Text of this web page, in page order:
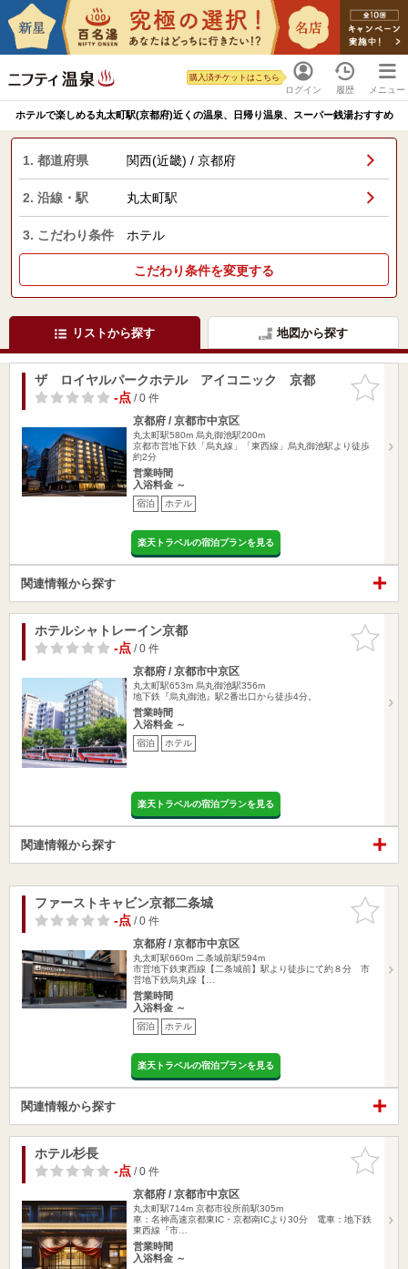
ログイン
購入済チケットはこちら
履歴 メニュー
ホテルで楽しめる丸太町駅(京都府)近くの温泉、日帰り温泉、スーパー銭湯おすすめ
1. 都道府県 関西(近畿) / 京都府
2. 沿線・駅 丸太町駅
3. こだわり条件 ホテル
こだわり条件を変更する
リストから探す 地図から探す
お気に入
りに追加
ザ ロイヤルパークホテル アイコニック 京都
-点/ 0 件
京都府 / 京都市中京区
丸太町駅580m 烏丸御池駅200m
京都市営地下鉄「烏丸線」「東西線」烏丸御池駅より徒歩
約2分
営業時間
入浴料金 ～
宿泊 ホテル
楽天トラベルの宿泊プランを見る
関連情報から探す
お気に入
りに追加
ホテルシャトレーイン京都
-点/ 0 件
京都府 / 京都市中京区
丸太町駅653m 烏丸御池駅356m
地下鉄『烏丸御池』駅2番出口から徒歩4分。
営業時間
入浴料金 ～
宿泊 ホテル
楽天トラベルの宿泊プランを見る
関連情報から探す
お気に入
りに追加
ファーストキャビン京都二条城
-点/ 0 件
京都府 / 京都市中京区
丸太町駅660m 二条城前駅594m
市営地下鉄東西線【二条城前】駅より徒歩にて約８分 市
営地下鉄烏丸線【…
営業時間
入浴料金 ～
宿泊 ホテル
楽天トラベルの宿泊プランを見る
関連情報から探す
お気に入
りに追加
ホテル杉長
-点/ 0 件
京都府 / 京都市中京区
丸太町駅714m 京都市役所前駅305m
車：名神高速京都東IC・京都南ICより30分 電車：地下鉄
東西線『市…
営業時間
入浴料金 ～